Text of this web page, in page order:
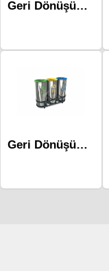
Geri Dönüşüm Atık Üniteleri - Mak-620b-İkili
Geri Dönüşüm Atık Üniteleri - Mak-608a